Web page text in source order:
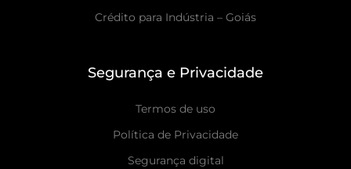
Crédito para Indústria – Goiás
Segurança e Privacidade
Termos de uso
Política de Privacidade
Segurança digital